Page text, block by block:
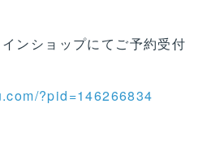
ンショップにてご予約受付
?pid=146266834